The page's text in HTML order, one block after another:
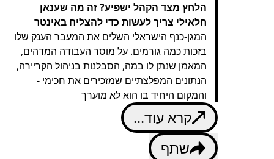
הלחץ מצד הקהל ישפיע? זה מה שענאן
חלאילי צריך לעשות כדי להצליח באינטר
המגן-כנף הישראלי השלים את המעבר הענק שלו
בזכות כמה גורמים. על מוסר העבודה המדהים,
המאמן שנתן לו במה, הסבלנות בניהול הקריירה,
הנתונים המפלצתיים שמזכירים את חכימי -
והמקום היחיד בו הוא לא מוערך
קרא עוד...
שתף